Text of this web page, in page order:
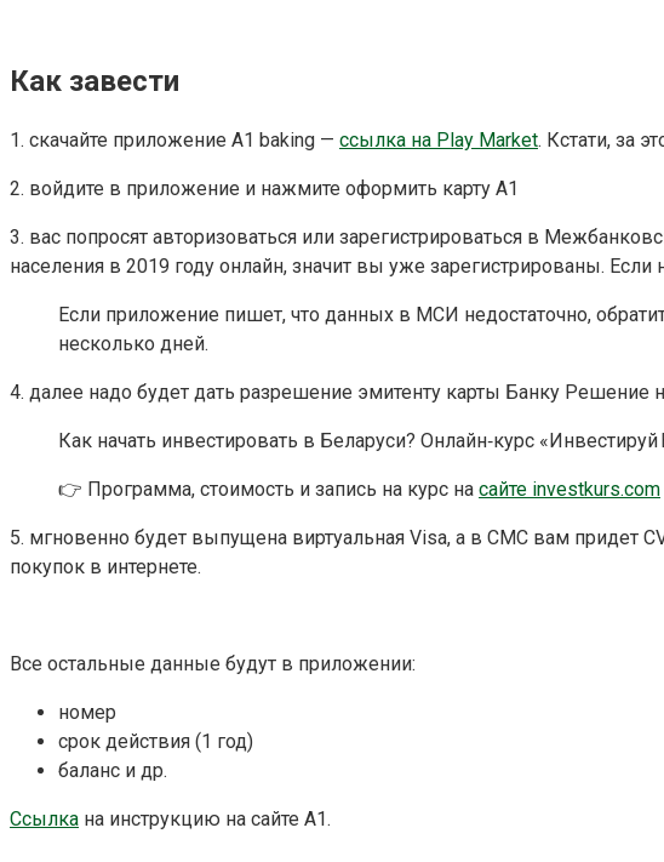
Как завести
1. скачайте приложение A1 baking — ссылка на Play Market. Кстати, за
2. войдите в приложение и нажмите оформить карту А1
3. вас попросят авторизоваться или зарегистрироваться в
населения в 2019 году онлайн, значит вы уже зарегистрированы. Если
Если приложение пишет, что данных в МСИ недостаточно,
несколько дней.
4. далее надо будет дать разрешение эмитенту карты Банку
Как начать инвестировать в Беларуси? Онлайн‑курс
👉 Программа, стоимость и запись на курс на сайте investkurs.com
5. мгновенно будет выпущена виртуальная Visa, а в СМС вам придет
покупок в интернете.
Все остальные данные будут в приложении:
номер
срок действия (1 год)
баланс и др.
Ссылка на инструкцию на сайте A1.